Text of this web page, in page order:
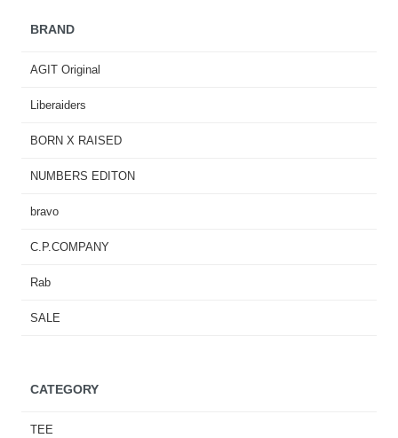
BRAND
AGIT Original
Liberaiders
BORN X RAISED
NUMBERS EDITON
bravo
C.P.COMPANY
Rab
SALE
CATEGORY
TEE